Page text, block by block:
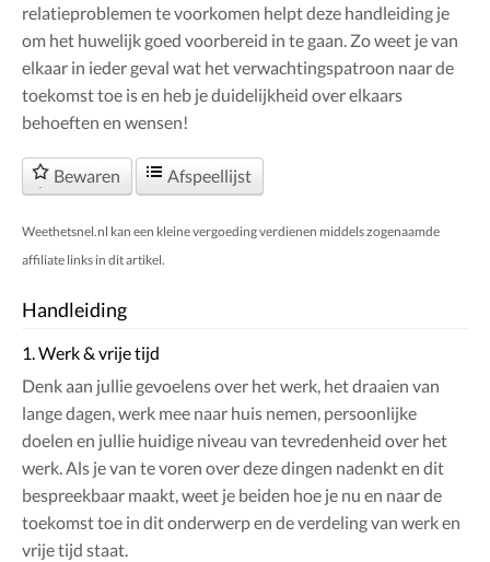
relatieproblemen te voorkomen helpt deze handleiding je
om het huwelijk goed voorbereid in te gaan. Zo weet je van
elkaar in ieder geval wat het verwachtingspatroon naar de
toekomst toe is en heb je duidelijkheid over elkaars
behoeften en wensen!
Bewaren Afspeellijst
Weethetsnel.nl kan een kleine vergoeding verdienen middels zogenaamde
affiliate links in dit artikel.
Handleiding
1. Werk & vrije tijd
Denk aan jullie gevoelens over het werk, het draaien van
lange dagen, werk mee naar huis nemen, persoonlijke
doelen en jullie huidige niveau van tevredenheid over het
werk. Als je van te voren over deze dingen nadenkt en dit
bespreekbaar maakt, weet je beiden hoe je nu en naar de
toekomst toe in dit onderwerp en de verdeling van werk en
vrije tijd staat.